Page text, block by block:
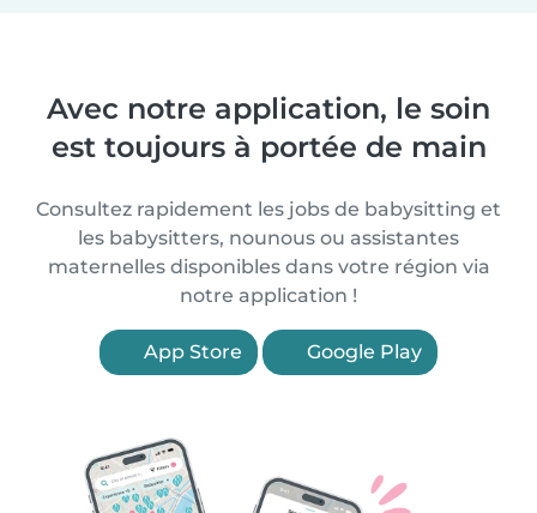
Avec notre application, le soin
est toujours à portée de main
Consultez rapidement les jobs de babysitting et
les babysitters, nounous ou assistantes
maternelles disponibles dans votre région via
notre application !
App Store Google Play